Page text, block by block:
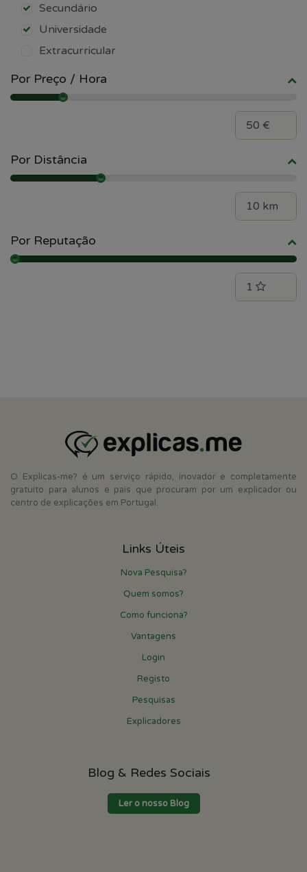
Secundário
Universidade
Extracurricular
Por Preço / Hora
Por Distância
Por Reputação
O Explicas-me? é um serviço rápido, inovador e completamente
gratuito para alunos e pais que procuram por um explicador ou
centro de explicações em Portugal.
Links Úteis
Nova Pesquisa?
Quem somos?
Como funciona?
Vantagens
Login
Registo
Pesquisas
Explicadores
Blog & Redes Sociais
Ler o nosso Blog